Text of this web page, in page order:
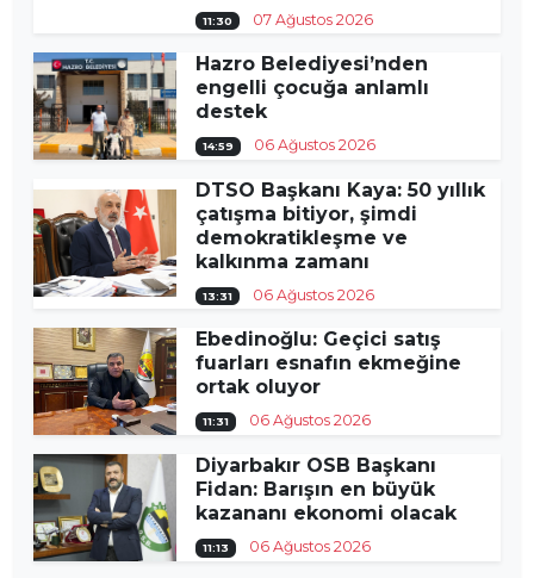
11:30 07 Ağustos 2026
Hazro Belediyesi’nden
engelli çocuğa anlamlı
destek
14:59 06 Ağustos 2026
DTSO Başkanı Kaya: 50 yıllık
çatışma bitiyor, şimdi
demokratikleşme ve
kalkınma zamanı
13:31 06 Ağustos 2026
Ebedinoğlu: Geçici satış
fuarları esnafın ekmeğine
ortak oluyor
11:31 06 Ağustos 2026
Diyarbakır OSB Başkanı
Fidan: Barışın en büyük
kazananı ekonomi olacak
11:13 06 Ağustos 2026